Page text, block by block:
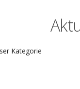
Kategorie